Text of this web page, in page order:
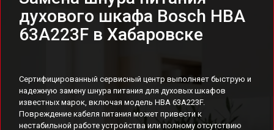
духового шкафа Bosch HBA
63A223F в Хабаровске
Сертифицированный сервисный центр выполняет быструю и
надежную замену шнура питания для духовых шкафов
известных марок, включая модель HBA 63A223F.
Повреждение кабеля питания может привести к
нестабильной работе устройства или полному отсутствию